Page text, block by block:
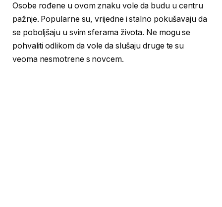
Osobe rođene u ovom znaku vole da budu u centru
pažnje. Popularne su, vrijedne i stalno pokušavaju da
se poboljšaju u svim sferama života. Ne mogu se
pohvaliti odlikom da vole da slušaju druge te su
veoma nesmotrene s novcem.